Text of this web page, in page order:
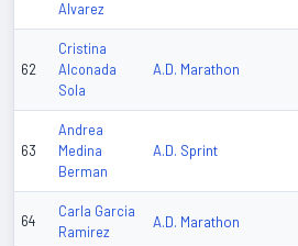
Alvarez
62
Cristina
Alconada
Sola
A.D. Marathon
63
Andrea
Medina
Berman
A.D. Sprint
64
Carla Garcia
Ramirez
A.D. Marathon